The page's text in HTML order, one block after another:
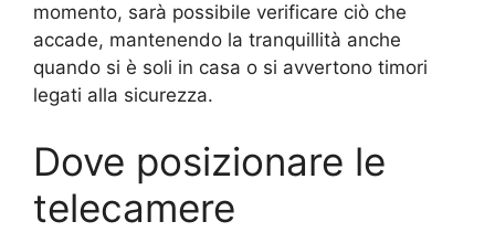
momento, sarà possibile verificare ciò che
accade, mantenendo la tranquillità anche
quando si è soli in casa o si avvertono timori
legati alla sicurezza.
Dove posizionare le
telecamere